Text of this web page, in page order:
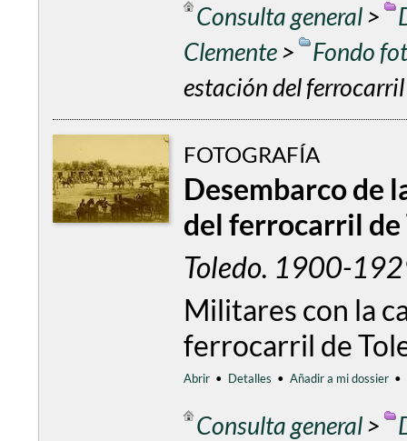
Consulta general>
Clemente>
Fondo
estación del ferrocarril
FOTOGRAFÍA
Desembarco de
del ferrocarril de
Toledo. 1900-
Militares con la
ferrocarril de
Abrir • Detalles • Añadir a mi dossier •
Consulta general>